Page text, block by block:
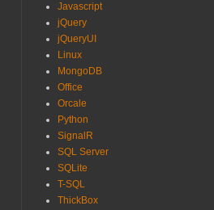
Javascript
jQuery
jQueryUI
Linux
MongoDB
Office
Orcale
Python
SignalR
SQL Server
SQLite
T-SQL
ThickBox